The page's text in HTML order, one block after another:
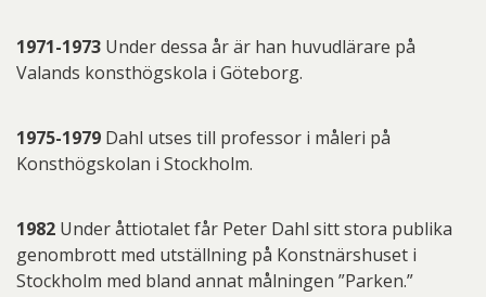
1971-1973 Under dessa år är han huvudlärare på
Valands konsthögskola i Göteborg.
1975-1979 Dahl utses till professor i måleri på
Konsthögskolan i Stockholm.
1982 Under åttiotalet får Peter Dahl sitt stora publika
genombrott med utställning på Konstnärshuset i
Stockholm med bland annat målningen ”Parken.”